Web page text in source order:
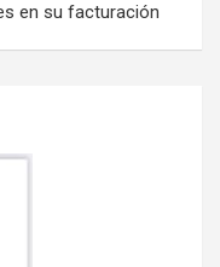
en su facturación